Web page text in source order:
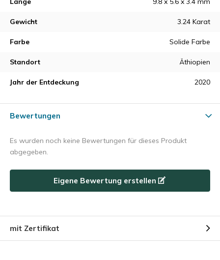
Gewicht 3.24 Karat
Farbe Solide Farbe
Standort Äthiopien
Jahr der Entdeckung 2020
Bewertungen
Es wurden noch keine Bewertungen für dieses Produkt
abgegeben.
Eigene Bewertung erstellen
mit Zertifikat